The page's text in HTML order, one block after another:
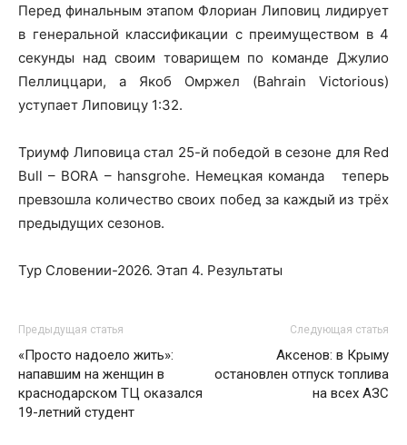
Перед финальным этапом Флориан Липовиц лидирует
в генеральной классификации с преимуществом в 4
секунды над своим товарищем по команде Джулио
Пеллиццари, а Якоб Омржел (Bahrain Victorious)
уступает Липовицу 1:32.
Триумф Липовица стал 25-й победой в сезоне для Red
Bull – BORA – hansgrohe. Немецкая команда теперь
превзошла количество своих побед за каждый из трёх
предыдущих сезонов.
Тур Словении-2026. Этап 4. Результаты
Предыдущая статья
«Просто надоело жить»:
напавшим на женщин в
краснодарском ТЦ оказался
19-летний студент
Следующая статья
Аксенов: в Крыму
остановлен отпуск топлива
на всех АЗС